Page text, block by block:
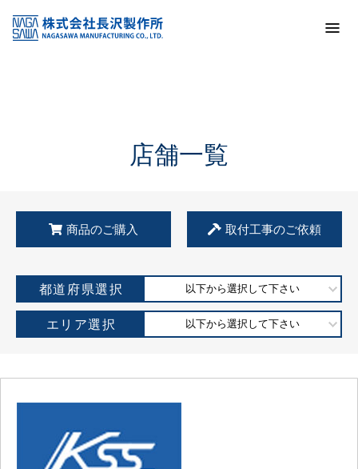
KSS加盟店・取扱店情報
店舗一覧
店舗一覧
商品のご購入 取付工事のご依頼
都道府県選択 以下から選択して下さい
エリア選択 以下から選択して下さい